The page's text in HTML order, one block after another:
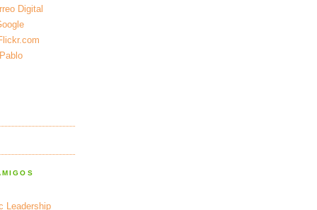
Digital
Leadership